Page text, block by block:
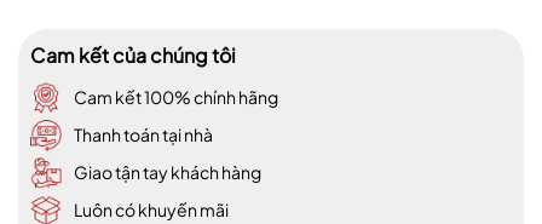
Cam kết của chúng tôi
Cam kết 100% chính hãng
Thanh toán tại nhà
Giao tận tay khách hàng
Luôn có khuyến mãi